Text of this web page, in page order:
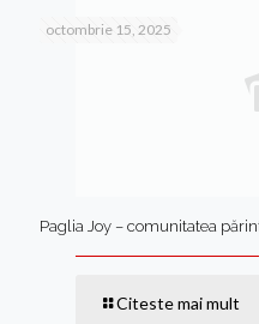
octombrie 15, 2025
Paglia Joy – comunitatea
Citeste mai mult